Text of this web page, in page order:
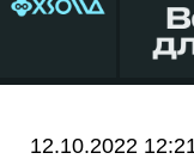
12.10.2022